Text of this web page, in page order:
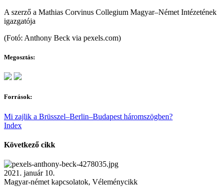
A szerző a Mathias Corvinus Collegium Magyar–Német Intézetének
igazgatója
(Fotó: Anthony Beck via pexels.com)
Megosztás:
Források:
Mi zajlik a Brüsszel–Berlin–Budapest háromszögben?
Index
Következő cikk
2021. január 10.
Magyar-német kapcsolatok, Véleménycikk